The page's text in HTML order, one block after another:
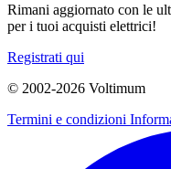
Rimani aggiornato con le
per i tuoi acquisti elettrici!
Registrati qui
© 2002-2026 Voltimum
Termini e condizioni